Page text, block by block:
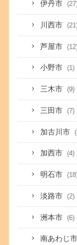
伊丹市
川西市
芦屋市
小野市 (1)
三木市 (9)
三田市 (7)
加古川市
加西市 (4)
明石市
淡路市 (2)
洲本市 (6)
南あわじ市